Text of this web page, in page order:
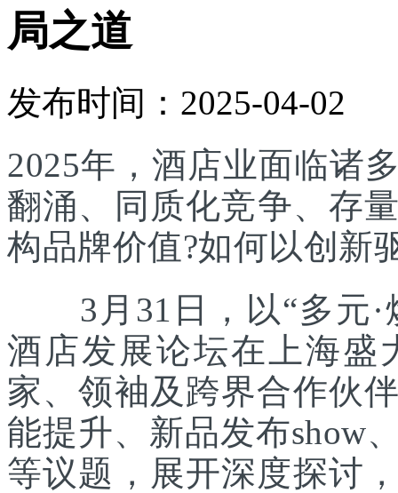
局之道
发布时间：2025-04-02
2025年，酒店业面临诸
翻涌、同质化竞争、存
构品牌价值?如何以创新
3月31日，以“多元·
酒店发展论坛在上海盛
家、领袖及跨界合作伙
能提升、新品发布show
等议题，展开深度探讨